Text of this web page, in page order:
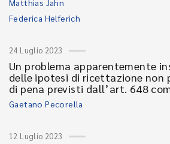
Matthias Jahn
Federica Helferich
24 Luglio 2023
Un problema apparentemente
delle ipotesi di ricettazione non
di pena previsti dall’art. 648
Gaetano Pecorella
12 Luglio 2023